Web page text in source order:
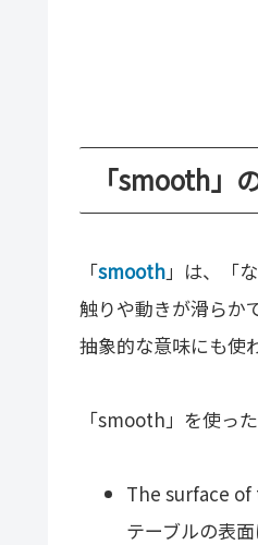
「smooth」
「smooth」は、「
触りや動きが滑らか
抽象的な意味にも使
「smooth」を使っ
The surface
テーブルの表面